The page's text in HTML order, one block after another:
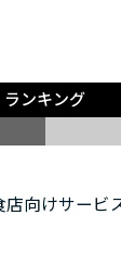
ランキング